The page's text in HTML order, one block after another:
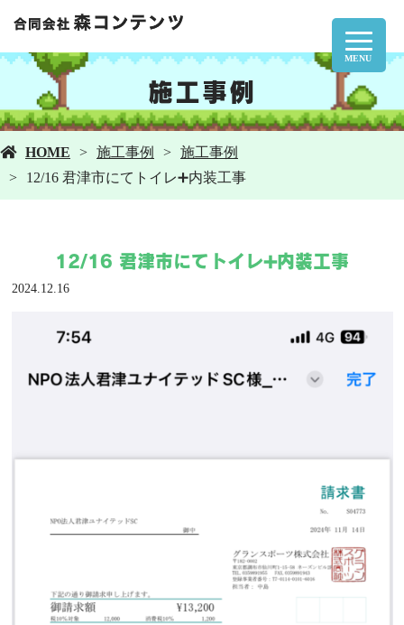
MENU
施工事例
HOME 施工事例
施工事例
12/16 君津市にてトイレ➕内装工事
12/16 君津市にてトイレ➕内装工事
2024.12.16